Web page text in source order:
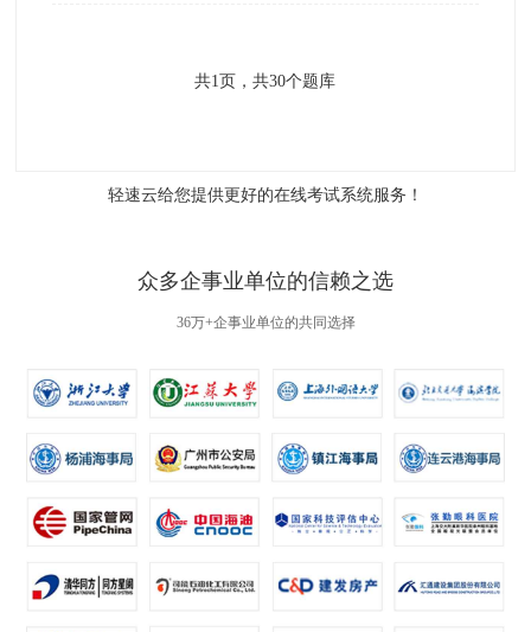
共1页，共30个题库
轻速云给您提供更好的在线考试系统服务！
众多企事业单位的信赖之选
36万+企事业单位的共同选择